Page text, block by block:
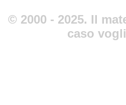
© 2000 - 2025. Il
caso